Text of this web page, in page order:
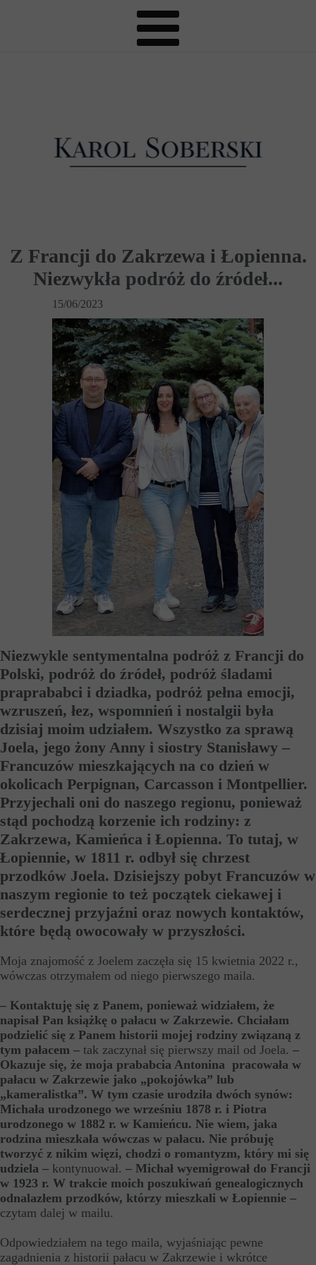
15/06/2023
Z Francji do Zakrzewa i Łopienna.
Niezwykła podróż do źródeł...
Niezwykle sentymentalna podróż z Francji do
Polski, podróż do źródeł, podróż śladami
praprababci i dziadka, podróż pełna emocji,
wzruszeń, łez, wspomnień i nostalgii była
dzisiaj moim udziałem. Wszystko za sprawą
Joela, jego żony Anny i siostry Stanisławy –
Francuzów mieszkających na co dzień w
okolicach Perpignan, Carcasson i Montpellier.
Przyjechali oni do naszego regionu, ponieważ
stąd pochodzą korzenie ich rodziny: z
Zakrzewa, Kamieńca i Łopienna. To tutaj, w
Łopiennie, w 1811 r. odbył się chrzest
przodków Joela. Dzisiejszy pobyt Francuzów w
naszym regionie to też początek ciekawej i
serdecznej przyjaźni oraz nowych kontaktów,
które będą owocowały w przyszłości.
Moja znajomość z Joelem zaczęła się 15 kwietnia 2022 r.,
wówczas otrzymałem od niego pierwszego maila.
– Kontaktuję się z Panem, ponieważ widziałem, że
napisał Pan książkę o pałacu w Zakrzewie. Chciałam
podzielić się z Panem historii mojej rodziny związaną z
tym pałacem – tak zaczynał się pierwszy mail od Joela. –
Okazuje się, że moja prababcia Antonina pracowała w
pałacu w Zakrzewie jako „pokojówka” lub
„kameralistka”. W tym czasie urodziła dwóch synów:
Michała urodzonego we wrześniu 1878 r. i Piotra
urodzonego w 1882 r. w Kamieńcu. Nie wiem, jaka
rodzina mieszkała wówczas w pałacu. Nie próbuję
tworzyć z nikim więzi, chodzi o romantyzm, który mi się
udziela – kontynuował. – Michał wyemigrował do Francji
w 1923 r. W trakcie moich poszukiwań genealogicznych
odnalazłem przodków, którzy mieszkali w Łopiennie –
czytam dalej w mailu.
Odpowiedziałem na tego maila, wyjaśniając pewne
zagadnienia z historii pałacu w Zakrzewie i wkrótce